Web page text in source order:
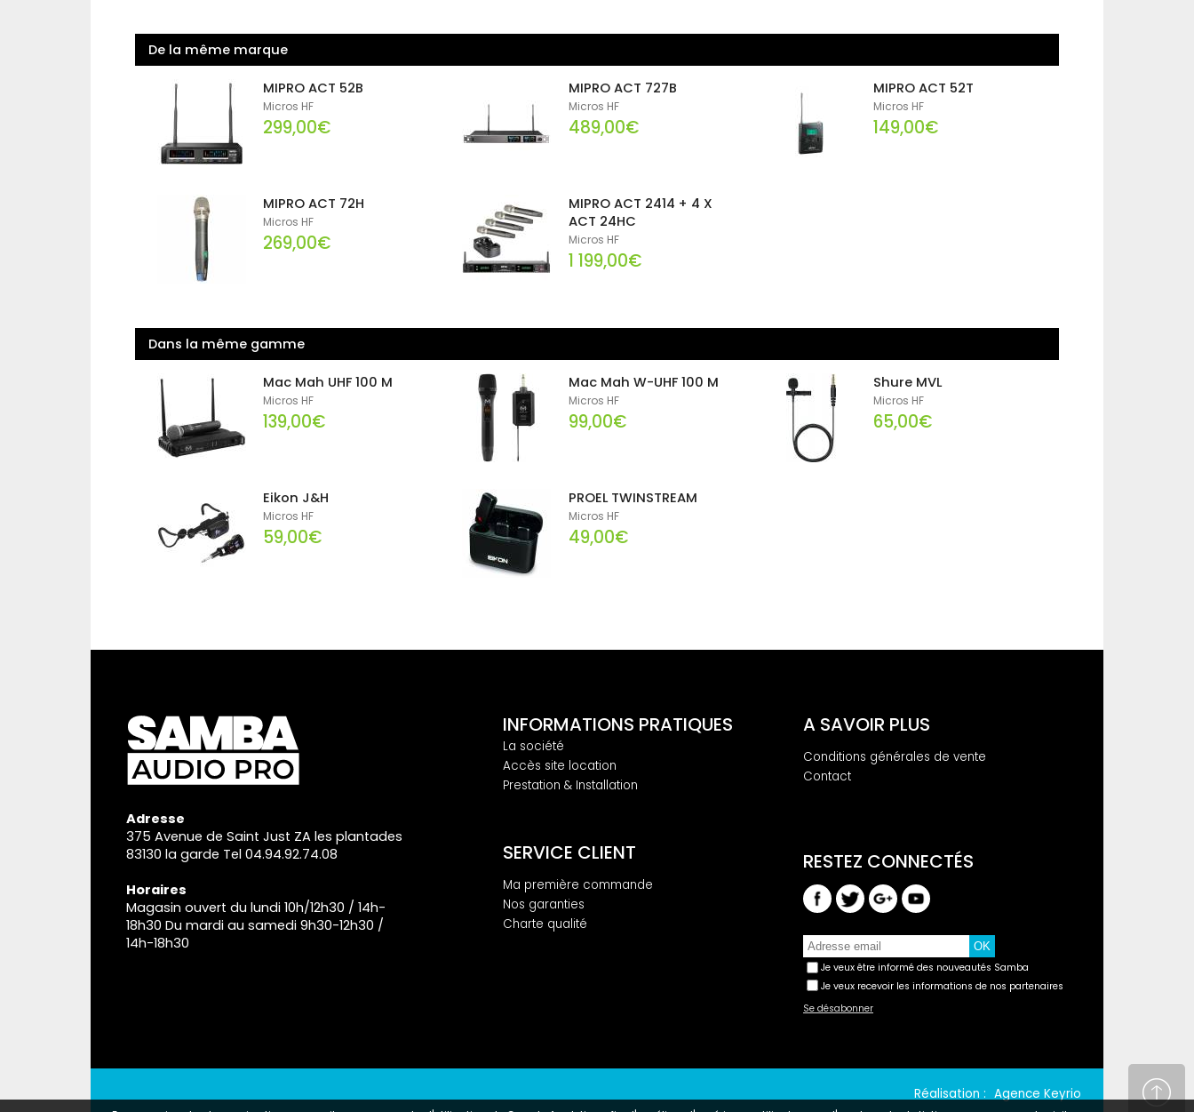
De la même marque
MIPRO ACT 52B
Micros HF
299,00€
MIPRO ACT 727B
Micros HF
489,00€
MIPRO ACT 52T
Micros HF
149,00€
MIPRO ACT 72H
Micros HF
269,00€
MIPRO ACT 2414 + 4 X
ACT 24HC
Micros HF
1 199,00€
Dans la même gamme
Mac Mah UHF 100 M
Micros HF
139,00€
Mac Mah W-UHF 100 M
Micros HF
99,00€
Shure MVL
Micros HF
65,00€
Eikon J&H
Micros HF
59,00€
PROEL TWINSTREAM
Micros HF
49,00€
Adresse
375 Avenue de Saint Just ZA les plantades
83130 la garde Tel 04.94.92.74.08
Horaires
Magasin ouvert du lundi 10h/12h30 / 14h-
18h30 Du mardi au samedi 9h30-12h30 /
14h-18h30
INFORMATIONS PRATIQUES
La société
Accès site location
Prestation & Installation
SERVICE CLIENT
Ma première commande
Nos garanties
Charte qualité
A SAVOIR PLUS
Conditions générales de vente
Contact
Je veux être informé des nouveautés Samba
Je veux recevoir les informations de nos partenaires
Se désabonner
Réalisation : Agence Keyrio